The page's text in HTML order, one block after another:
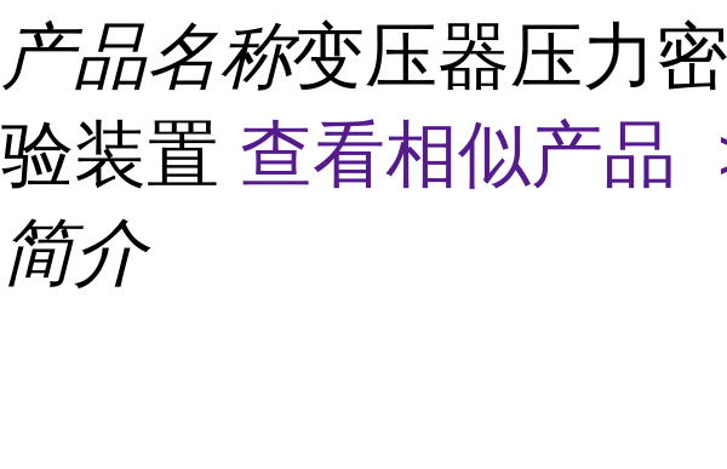
产品名称变压器压力
验装置 查看相似产品
简介